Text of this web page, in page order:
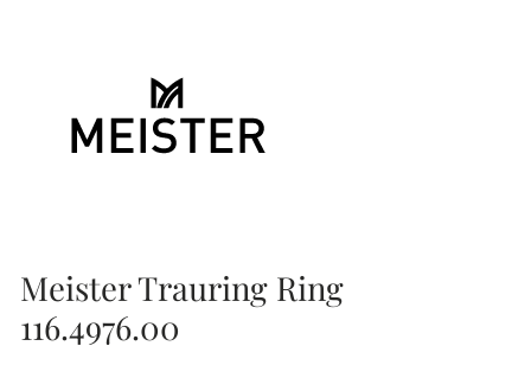
Meister Trauring Ring
116.4976.00